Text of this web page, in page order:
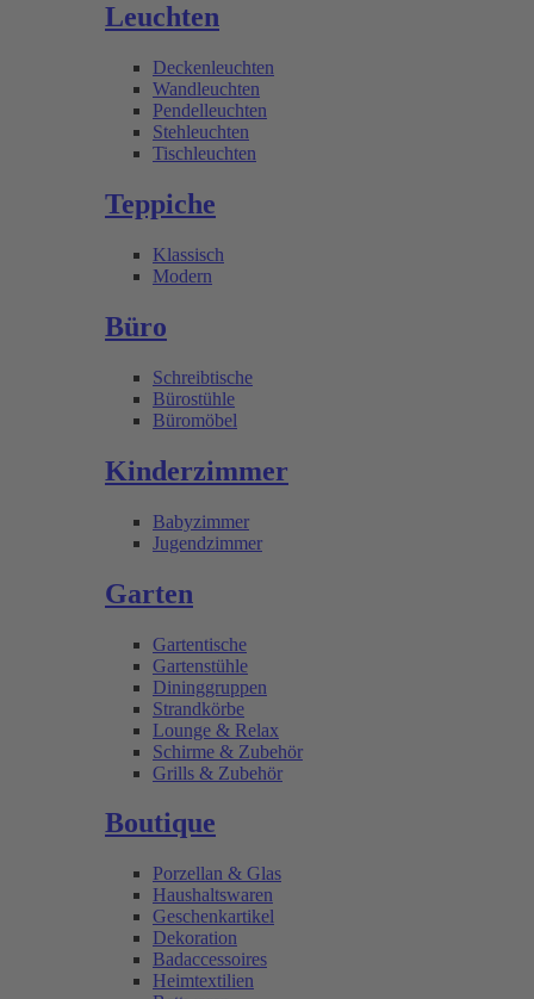
Leuchten
Deckenleuchten
Wandleuchten
Pendelleuchten
Stehleuchten
Tischleuchten
Teppiche
Klassisch
Modern
Büro
Schreibtische
Bürostühle
Büromöbel
Kinderzimmer
Babyzimmer
Jugendzimmer
Garten
Gartentische
Gartenstühle
Dininggruppen
Strandkörbe
Lounge & Relax
Schirme & Zubehör
Grills & Zubehör
Boutique
Porzellan & Glas
Haushaltswaren
Geschenkartikel
Dekoration
Badaccessoires
Heimtextilien